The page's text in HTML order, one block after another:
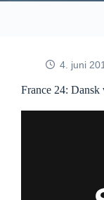
4. juni
France 24: